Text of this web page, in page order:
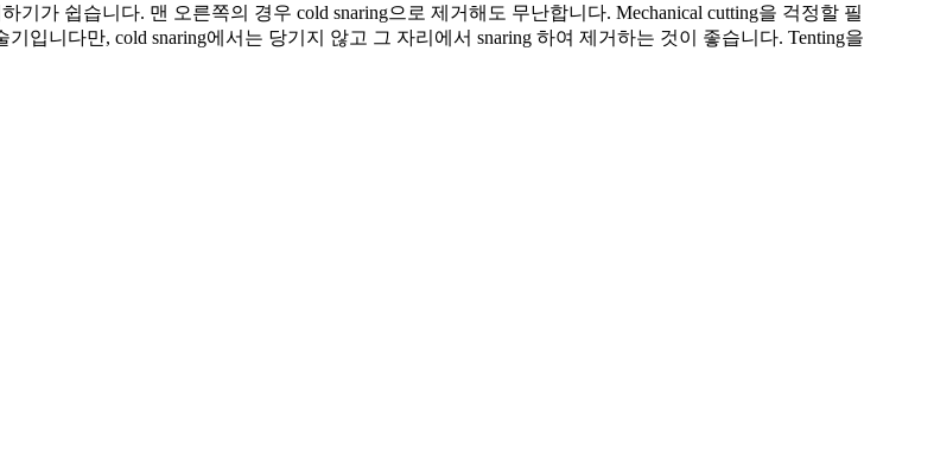
기가 쉽습니다. 맨 오른쪽의 경우 cold snaring으로 제거해도 무난합니다. Mechanical cutting을 걱정할 필
입니다만, cold snaring에서는 당기지 않고 그 자리에서 snaring 하여 제거하는 것이 좋습니다. Tenting을